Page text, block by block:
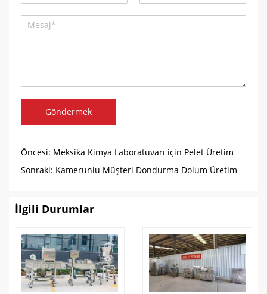
Göndermek
Öncesi: Meksika Kimya Laboratuvarı için Pelet Üretim
Hattı
Sonraki: Kamerunlu Müşteri Dondurma Dolum Üretim
İlgili Durumlar